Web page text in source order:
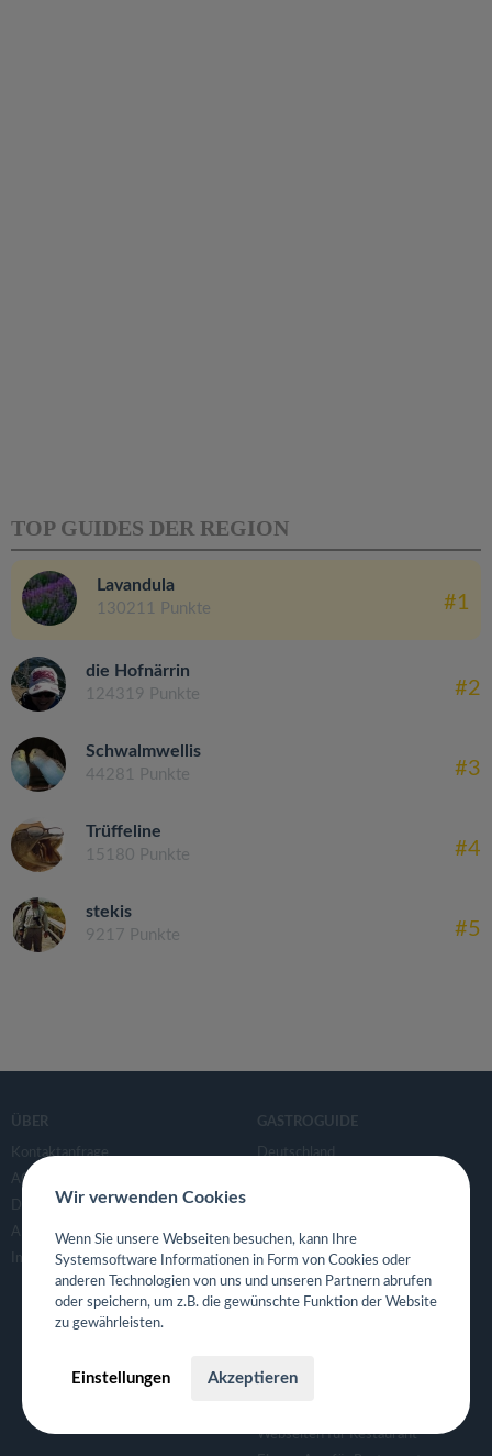
TOP GUIDES DER REGION
Lavandula
130211 Punkte #1
die Hofnärrin
124319 Punkte #2
Schwalmwellis
44281 Punkte #3
Trüffeline
15180 Punkte #4
stekis
9217 Punkte #5
ÜBER
Kontaktanfrage
AGB
Datenschutzerklärung
APP- & Benutzerdaten löschen
Impressum
GASTROGUIDE
Deutschland
Für Gastronomen
Tisch Reservierungsystem
Gutscheinsystem für Restaurants
Bestellsystem Lieferung und
Webseiten für Restaurant
Wir verwenden Cookies
Wenn Sie unsere Webseiten besuchen, kann Ihre
Systemsoftware Informationen in Form von Cookies oder
anderen Technologien von uns und unseren Partnern abrufen
oder speichern, um z.B. die gewünschte Funktion der Website
zu gewährleisten.
Einstellungen Akzeptieren